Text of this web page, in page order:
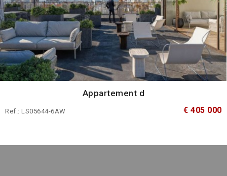
Appartement d
Ref.: LS05644-6AW € 405 000